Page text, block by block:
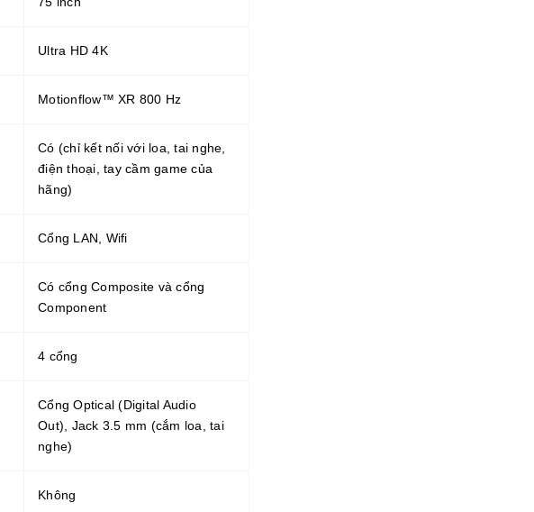
Ultra HD 4K
Motionflow™ XR 800 Hz
Có (chỉ kết nối với loa, tai nghe,
điện thoại, tay cầm game của
hãng)
Cổng LAN, Wifi
Có cổng Composite và cổng
Component
4 cổng
Cổng Optical (Digital Audio
Out), Jack 3.5 mm (cắm loa, tai
nghe)
Không